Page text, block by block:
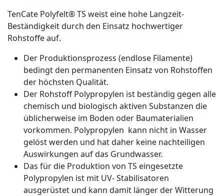
TenCate Polyfelt® TS weist eine hohe Langzeit-
Beständigkeit durch den Einsatz hochwertiger
Rohstoffe auf.
Der Produktionsprozess (endlose Filamente)
bedingt den permanenten Einsatz von Rohstoffen
der höchsten Qualität.
Der Rohstoff Polypropylen ist beständig gegen alle
chemisch und biologisch aktiven Substanzen die
üblicherweise im Boden oder Baumaterialien
vorkommen. Polypropylen kann nicht in Wasser
gelöst werden und hat daher keine nachteiligen
Auswirkungen auf das Grundwasser.
Das für die Produktion von TS eingesetzte
Polypropylen ist mit UV- Stabilisatoren
ausgerüstet und kann damit länger der Witterung